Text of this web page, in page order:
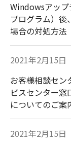
Windowsアップ
プログラム）後
場合の対処方法
2021年2月15日
お客様相談セン
ビスセンター窓
についてのご案
2021年2月15日